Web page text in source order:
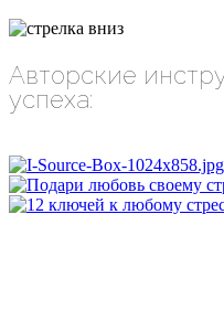
Авторские
успеха: